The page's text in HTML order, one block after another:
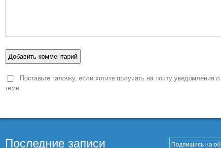
Поставьте галочку, если хотите получать на почту уведомления
теме
Последние записи
Подпишись на